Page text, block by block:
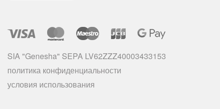
SIA "Genesha" SEPA LV62ZZZ40003433153
политика конфиденциальности
условия использования